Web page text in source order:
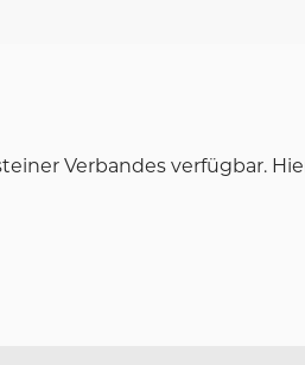
Verbandes verfügbar.